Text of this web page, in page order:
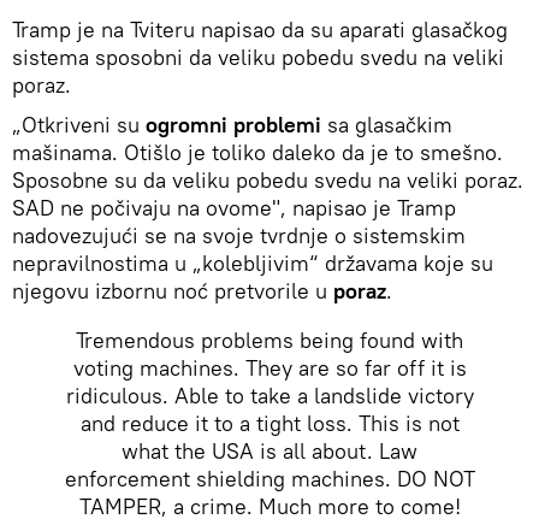
Tramp je na Tviteru napisao da su aparati glasačkog
sistema sposobni da veliku pobedu svedu na veliki
poraz.
„Otkriveni su ogromni problemi sa glasačkim
mašinama. Otišlo je toliko daleko da je to smešno.
Sposobne su da veliku pobedu svedu na veliki poraz.
SAD ne počivaju na ovome", napisao je Tramp
nadovezujući se na svoje tvrdnje o sistemskim
nepravilnostima u „kolebljivim“ državama koje su
njegovu izbornu noć pretvorile u poraz.
Tremendous problems being found with
voting machines. They are so far off it is
ridiculous. Able to take a landslide victory
and reduce it to a tight loss. This is not
what the USA is all about. Law
enforcement shielding machines. DO NOT
TAMPER, a crime. Much more to come!